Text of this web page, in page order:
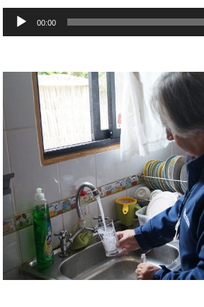
Reproductor
00:00